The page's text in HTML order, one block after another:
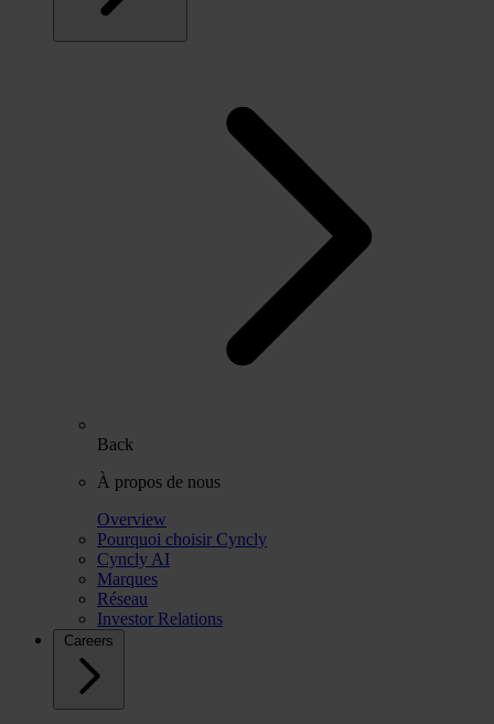
Back
À propos de nous
Overview
Pourquoi choisir Cyncly
Cyncly AI
Marques
Réseau
Investor Relations
Careers